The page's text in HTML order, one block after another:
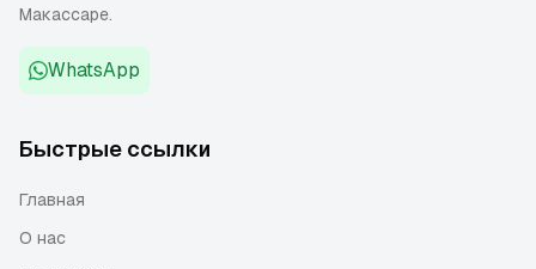
Макассаре.
WhatsApp
Быстрые ссылки
Главная
О нас